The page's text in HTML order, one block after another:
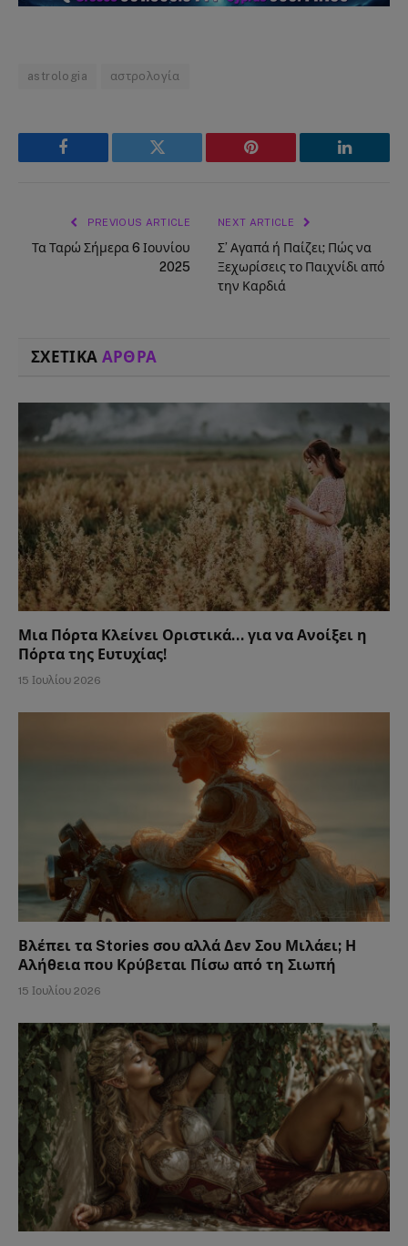
astrologia αστρολογία
Facebook Twitter Pinterest LinkedIn
PREVIOUS ARTICLE
Τα Ταρώ Σήμερα 6 Ιουνίου
2025
NEXT ARTICLE
Σ’ Αγαπά ή Παίζει; Πώς να
Ξεχωρίσεις το Παιχνίδι από
την Καρδιά
ΣΧΕΤΙΚΑ ΑΡΘΡΑ
Μια Πόρτα Κλείνει Οριστικά… για να Ανοίξει η
Πόρτα της Ευτυχίας!
15 Ιουλίου 2026
Βλέπει τα Stories σου αλλά Δεν Σου Μιλάει; Η
Αλήθεια που Κρύβεται Πίσω από τη Σιωπή
15 Ιουλίου 2026